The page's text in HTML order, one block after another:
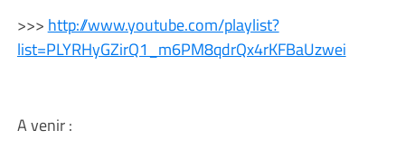
>>> http://www.youtube.com/playlist?
list=PLYRHyGZirQ1_m6PM8qdrQx4rKFBaUzwei
A venir :